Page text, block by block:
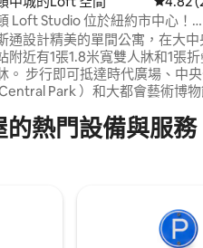
Loft Studio 位於紐約市中心！
通設計精美的單間公寓，在大中
附近有1張1.8米寬雙人牀和1張折
場、中央公
Park ）和大都會藝術博
的酒吧、餐廳和咖啡館。 因此，
國旁邊，紐約最安全的街區之一
熱門設備與服務